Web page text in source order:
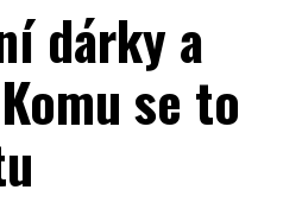
dárky a
se to